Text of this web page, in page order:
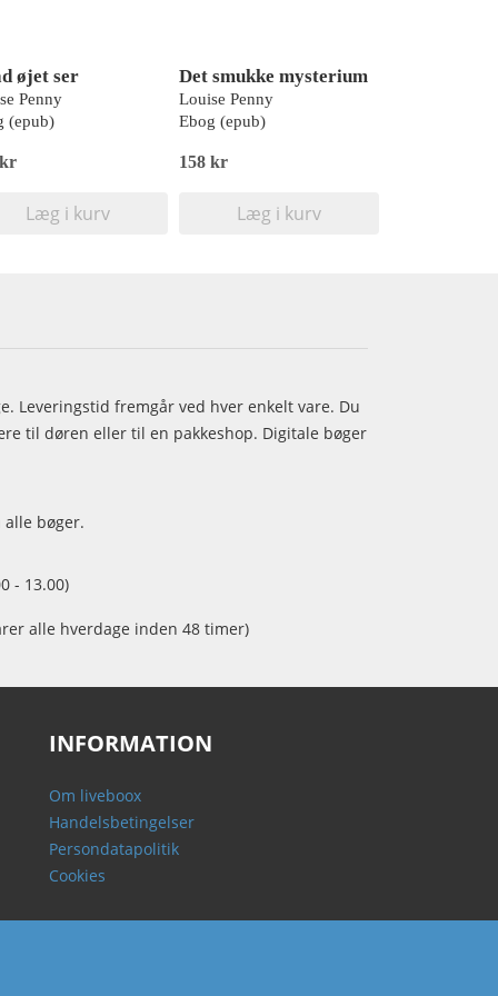
øjet ser
Penny
(epub)
Læg i kurv
Det smukke mysterium
Louise Penny
Ebog (epub)
158 kr
Læg i kurv
Leveringstid fremgår ved hver enkelt vare. Du
til døren eller til en pakkeshop. Digitale bøger
bøger.
- 13.00)
alle hverdage inden 48 timer)
INFORMATION
Om liveboox
Handelsbetingelser
Persondatapolitik
Cookies